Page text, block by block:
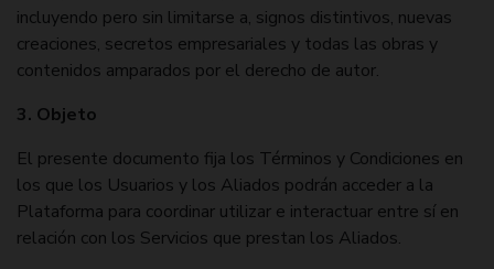
incluyendo pero sin limitarse a, signos distintivos, nuevas
creaciones, secretos empresariales y todas las obras y
contenidos amparados por el derecho de autor.
3. Objeto
El presente documento fija los Términos y Condiciones en
los que los Usuarios y los Aliados podrán acceder a la
Plataforma para coordinar utilizar e interactuar entre sí en
relación con los Servicios que prestan los Aliados.